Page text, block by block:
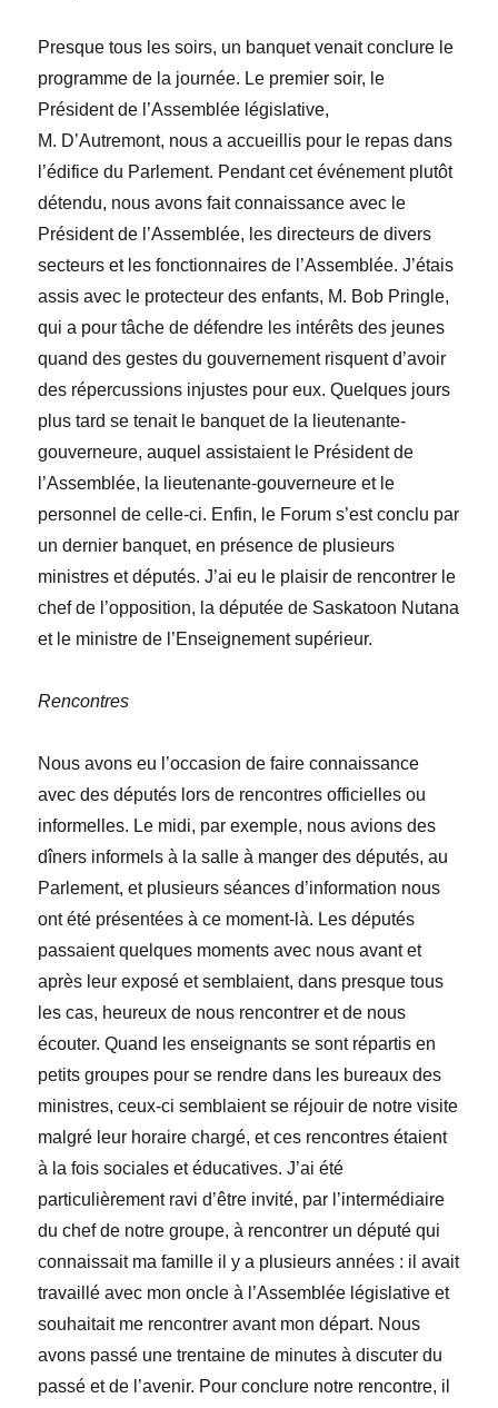
Presque tous les soirs, un banquet venait conclure le
programme de la journée. Le premier soir, le
Président de l’Assemblée législative,
M. D’Autremont, nous a accueillis pour le repas dans
l’édifice du Parlement. Pendant cet événement plutôt
détendu, nous avons fait connaissance avec le
Président de l’Assemblée, les directeurs de divers
secteurs et les fonctionnaires de l’Assemblée. J’étais
assis avec le protecteur des enfants, M. Bob Pringle,
qui a pour tâche de défendre les intérêts des jeunes
quand des gestes du gouvernement risquent d’avoir
des répercussions injustes pour eux. Quelques jours
plus tard se tenait le banquet de la lieutenante-
gouverneure, auquel assistaient le Président de
l’Assemblée, la lieutenante-gouverneure et le
personnel de celle-ci. Enfin, le Forum s’est conclu par
un dernier banquet, en présence de plusieurs
ministres et députés. J’ai eu le plaisir de rencontrer le
chef de l’opposition, la députée de Saskatoon Nutana
et le ministre de l’Enseignement supérieur.
Rencontres
Nous avons eu l’occasion de faire connaissance
avec des députés lors de rencontres officielles ou
informelles. Le midi, par exemple, nous avions des
dîners informels à la salle à manger des députés, au
Parlement, et plusieurs séances d’information nous
ont été présentées à ce moment-là. Les députés
passaient quelques moments avec nous avant et
après leur exposé et semblaient, dans presque tous
les cas, heureux de nous rencontrer et de nous
écouter. Quand les enseignants se sont répartis en
petits groupes pour se rendre dans les bureaux des
ministres, ceux-ci semblaient se réjouir de notre visite
malgré leur horaire chargé, et ces rencontresétaient
à la fois sociales et éducatives. J’ai été
particulièrement ravi d’être invité, par l’intermédiaire
du chef de notre groupe, à rencontrer un député qui
connaissait ma famille il y a plusieurs années : il avait
travaillé avec mon oncle à l’Assemblée législative et
souhaitait me rencontrer avant mon départ. Nous
avons passé une trentaine de minutes à discuter du
passé et de l’avenir. Pour conclure notre rencontre, il